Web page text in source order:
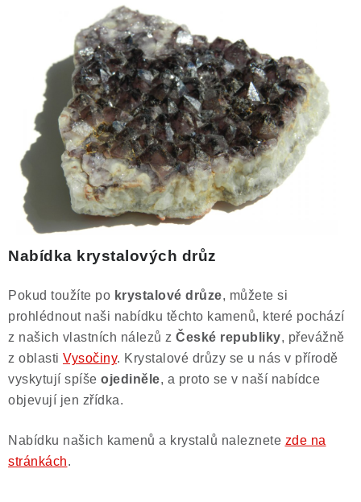
Nabídka krystalových drůz
Pokud toužíte po krystalové drůze, můžete si
prohlédnout naši nabídku těchto kamenů, které pochází
z našich vlastních nálezů z České republiky, převážně
z oblasti Vysočiny. Krystalové drůzy se u nás v přírodě
vyskytují spíše ojediněle, a proto se v naší nabídce
objevují jen zřídka.
Nabídku našich kamenů a krystalů naleznete zde na
stránkách.